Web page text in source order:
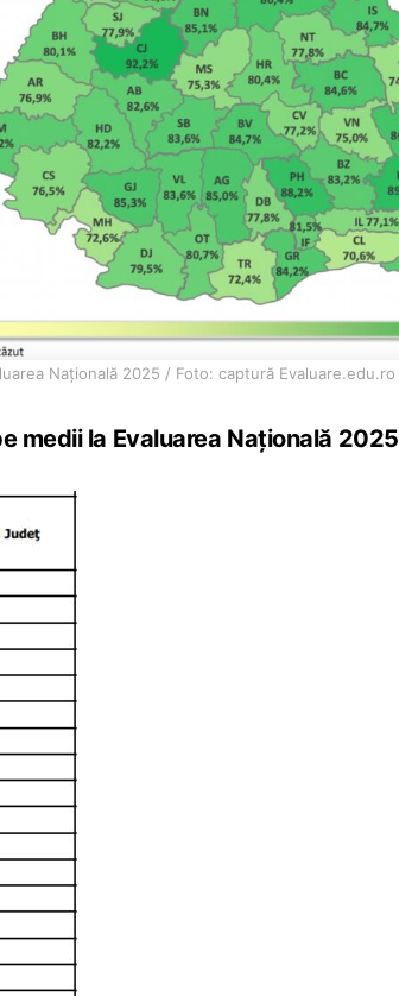
Națională 2025 / Foto: captură Evaluare.edu.ro
medii la Evaluarea Națională 2025